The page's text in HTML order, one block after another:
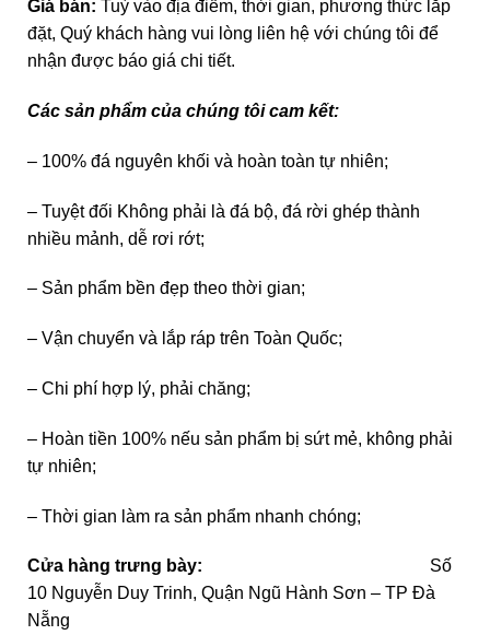
Giá bán: Tuỳ vào địa điểm, thời gian, phương thức lắp
đặt, Quý khách hàng vui lòng liên hệ với chúng tôi để
nhận được báo giá chi tiết.
Các sản phẩm của chúng tôi cam kết:
– 100% đá nguyên khối và hoàn toàn tự nhiên;
– Tuyệt đối Không phải là đá bộ, đá rời ghép thành
nhiều mảnh, dễ rơi rớt;
– Sản phẩm bền đẹp theo thời gian;
– Vận chuyển và lắp ráp trên Toàn Quốc;
– Chi phí hợp lý, phải chăng;
– Hoàn tiền 100% nếu sản phẩm bị sứt mẻ, không phải
tự nhiên;
– Thời gian làm ra sản phẩm nhanh chóng;
Cửa hàng trưng bày:
Số
10 Nguyễn Duy Trinh, Quận Ngũ Hành Sơn – TP Đà
Nẵng